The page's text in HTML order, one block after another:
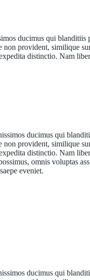
ducimus qui
non provident, similique
distinctio. Nam
ducimus qui
non provident, similique
distinctio. Nam
omnis voluptas
eveniet.
ducimus qui